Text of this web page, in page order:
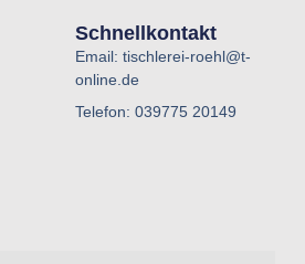
Schnellkontakt
Email: tischlerei-roehl@t-
online.de
Telefon: 039775 20149